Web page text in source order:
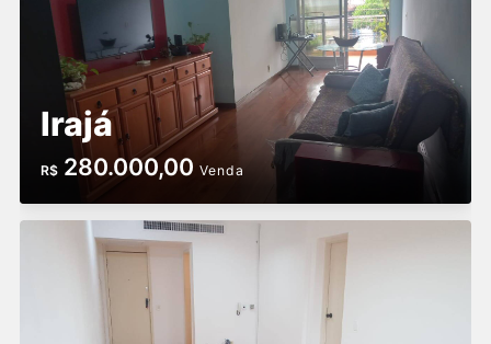
Irajá
R$280.000,00 Venda